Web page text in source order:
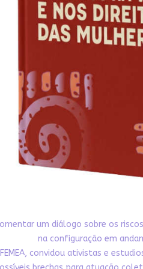
um diálogo sobre os
na configuração em
convidou ativistas e